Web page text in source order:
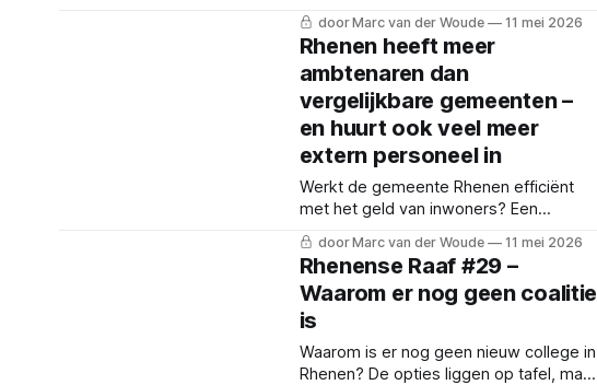
papierwerk voor sportkantines en
nieuwe regels voor horeca en slijterijen.
door Marc van der Woude 11 mei 2026
Rhenen heeft meer
ambtenaren dan
vergelijkbare gemeenten –
en huurt ook veel meer
extern personeel in
Werkt de gemeente Rhenen efficiënt
met het geld van inwoners? Een
onderzoeksbureau heeft dat nu
uitgezocht.
door Marc van der Woude 11 mei 2026
Rhenense Raaf #29 –
Waarom er nog geen coalitie
is
Waarom is er nog geen nieuw college in
Rhenen? De opties liggen op tafel, maar